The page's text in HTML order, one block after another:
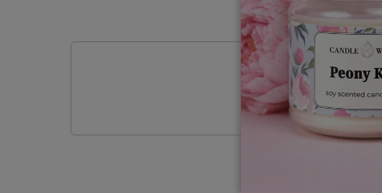
Heb je
Stel een vraag